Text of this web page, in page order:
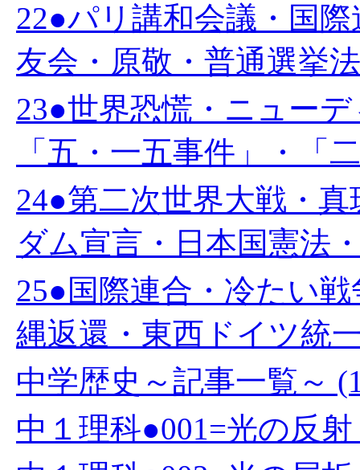
22●パリ講和会議・国
友会・原敬・普通選挙
23●世界恐慌・ニュー
「五・一五事件」・「
24●第二次世界大戦・
ダム宣言・日本国憲法
25●国際連合・冷たい
縄返還・東西ドイツ統
中学歴史～記事一覧～
中１理科●001=光の反射